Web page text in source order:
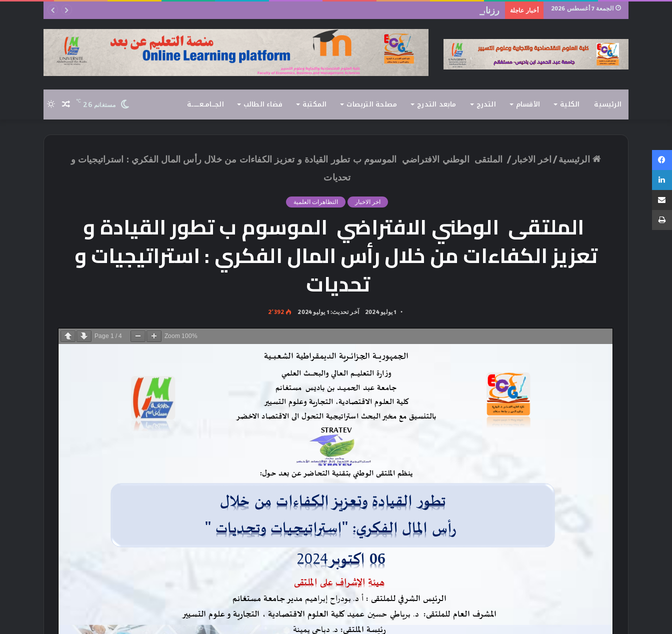
الجمعة 7 أغسطس 2026 أخبار عاجلة رزنامة امتحانات السداسي الثاني (الدورة العادية) 2026/2025
الرئيسية الكلية الأقسام التدرج مابعد التدرج مصلحة التربصات المكتبة فضاء الطالب الجـــامــعـــــــة الوضعمقال مستغانم 26
℃
الرئيسية/ اخر الاخبار / الملتقى الوطني الافتراضي الموسوم ب تطور القيادة و تعزيز الكفاءات من خلال رأس المال الفكري : استراتيجيات و
تحديات
اخر الاخبار التظاهرات العلمية
الملتقى الوطني الافتراضي الموسوم ب تطور القيادة و
تعزيز الكفاءات من خلال رأس المال الفكري : استراتيجيات و
تحديات
1 يوليو 2024 آخر تحديث: 1 يوليو 2024 2٬392
Page 1 / 4 Zoom 100%
فيسبوك
لينكدإن
مشاركة عبر البريد